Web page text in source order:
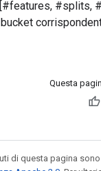
#splits,
Questa
di questa pagina